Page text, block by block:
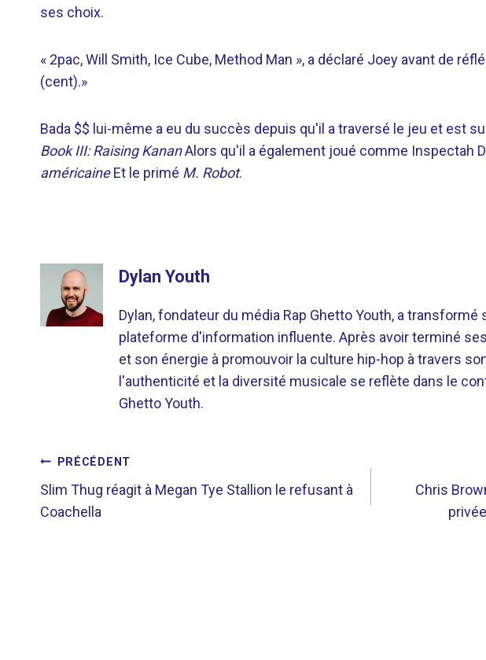
ses choix.
« 2pac, Will Smith, Ice Cube, Method Man », a déclaré Joey avant de
(cent).»
Bada $$ lui-même a eu du succès depuis qu'il a traversé le jeu et est
Book III: Raising KananAlors qu'il a également joué comme Inspectah
américaineEt le primé M. Robot.
Dylan Youth
Dylan, fondateur du média Rap Ghetto Youth, a transformé
plateforme d'information influente. Après avoir terminé
et son énergie à promouvoir la culture hip-hop à travers
l'authenticité et la diversité musicale se reflète dans le
Ghetto Youth.
NAVIGATION
DE
PRÉCÉDENT
Slim Thug réagit à Megan Tye Stallion le refusant à
Coachella
Chris